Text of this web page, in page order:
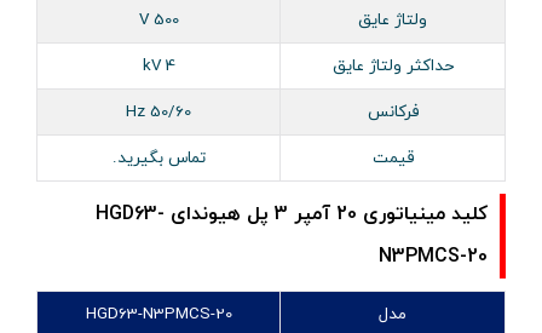
ولتاژ عایق
500 V
حداکثر ولتاژ عایق
4 kV
فرکانس
50/60 Hz
قیمت
تماس بگیرید.
کلید مینیاتوری 20 آمپر 3 پل هیوندای HGD63-
N3PMCS-20
مدل
HGD63-N3PMCS-20